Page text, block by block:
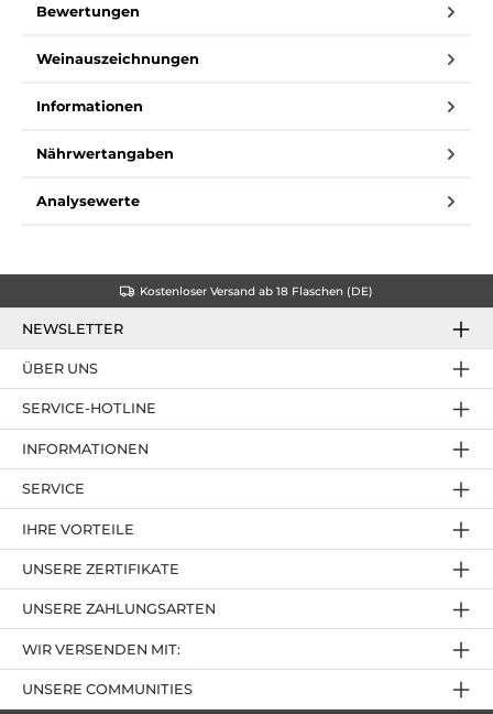
Bewertungen
Weinauszeichnungen
Informationen
Nährwertangaben
Analysewerte
Kostenloser Versand ab 18 Flaschen (DE)
NEWSLETTER
SERVICE-HOTLINE
IHRE VORTEILE
UNSERE ZAHLUNGSARTEN
ÜBER UNS
UNSERE ZERTIFIKATE
INFORMATIONEN
SERVICE
UNSERE COMMUNITIES
WIR VERSENDEN MIT: